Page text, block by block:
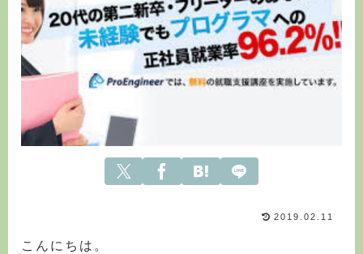
2019.02.11
こんにちは。